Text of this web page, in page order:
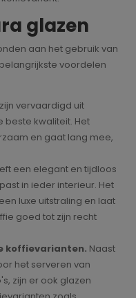
glazen
aan het gebruik van
voordelen
vervaardigd uit
kwaliteit. Het
en gaat lang mee,
een elegant en tijdloos
in ieder interieur. Het
luxe uitstraling en laat
goed tot zijn recht
koffievarianten. Naast
het serveren van
zijn er ook glazen